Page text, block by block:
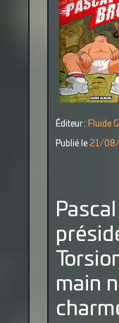
Éditeur : Fluide
Publié le 21/
main